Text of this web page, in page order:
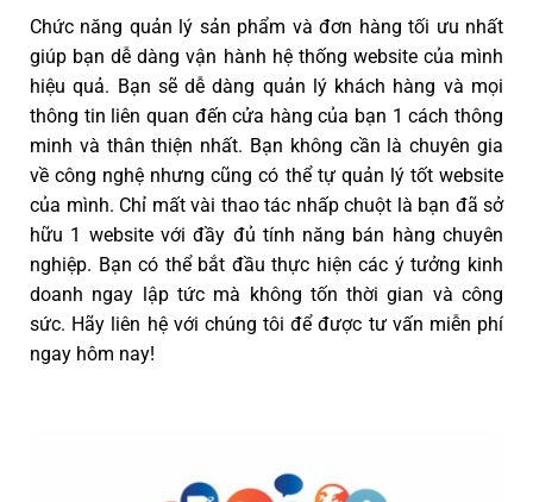
Chức năng quản lý sản phẩm và đơn hàng tối ưu nhất
giúp bạn dễ dàng vận hành hệ thống website của mình
hiệu quả. Bạn sẽ dễ dàng quản lý khách hàng và mọi
thông tin liên quan đến cửa hàng của bạn 1 cách thông
minh và thân thiện nhất. Bạn không cần là chuyên gia
về công nghệ nhưng cũng có thể tự quản lý tốt website
của mình. Chỉ mất vài thao tác nhấp chuột là bạn đã sở
hữu 1 website với đầy đủ tính năng bán hàng chuyên
nghiệp. Bạn có thể bắt đầu thực hiện các ý tưởng kinh
doanh ngay lập tức mà không tốn thời gian và công
sức. Hãy liên hệ với chúng tôi để được tư vấn miễn phí
ngay hôm nay!